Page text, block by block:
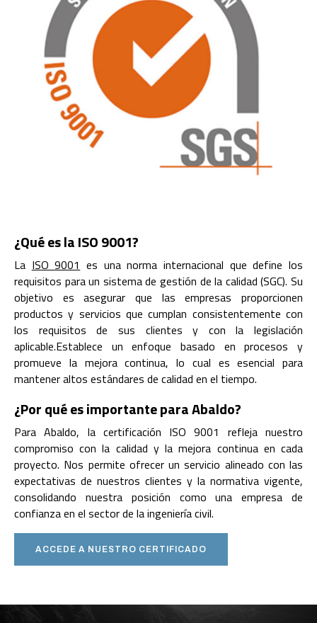
¿Qué es la ISO 9001?
La ISO 9001 es una norma internacional que define los
requisitos para un sistema de gestión de la calidad (SGC). Su
objetivo es asegurar que las empresas proporcionen
productos y servicios que cumplan consistentemente con
los requisitos de sus clientes y con la legislación
aplicable.Establece un enfoque basado en procesos y
promueve la mejora continua, lo cual es esencial para
mantener altos estándares de calidad en el tiempo.
¿Por qué es importante para Abaldo?
Para Abaldo, la certificación ISO 9001 refleja nuestro
compromiso con la calidad y la mejora continua en cada
proyecto. Nos permite ofrecer un servicio alineado con las
expectativas de nuestros clientes y la normativa vigente,
consolidando nuestra posición como una empresa de
confianza en el sector de la ingeniería civil.
ACCEDE A NUESTRO CERTIFICADO